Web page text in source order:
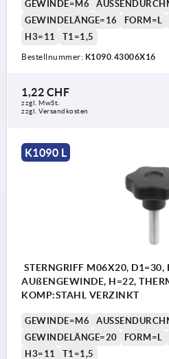
GEWINDE=M6
GEWINDELÄNGE=16
FORM=L
H3=11
T1=1,5
Bestellnummer: K1090.43006X16
1,22 CHF
zzgl. MwSt.
zzgl. Versandkosten
K1090 L
STERNGRIFF M06X20, D1=30,
AUßENGEWINDE, H=22,
KOMP:STAHL VERZINKT
GEWINDE=M6
GEWINDELÄNGE=20
FORM=L
H3=11
T1=1,5